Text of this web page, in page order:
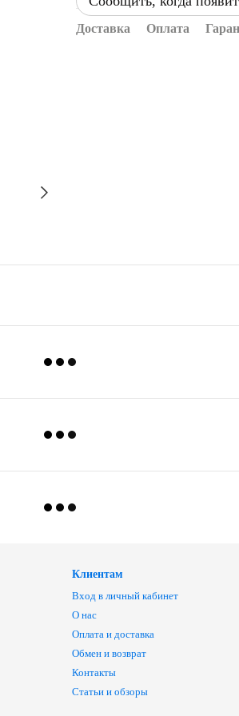
Доставка Оплата
Клиентам
Вход в личный кабинет
О нас
Оплата и доставка
Обмен и возврат
Контакты
Статьи и обзоры